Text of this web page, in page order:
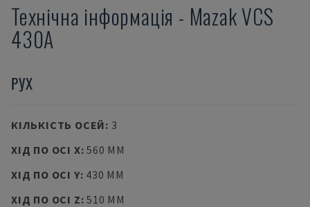
Технічна інформація - MazakVCS
430A
РУХ
КІЛЬКІСТЬ ОСЕЙ: 3
ХІД ПО ОСІ X:560 MM
ХІД ПО ОСІ Y: 430 MM
ХІД ПО ОСІ Z:510 MM